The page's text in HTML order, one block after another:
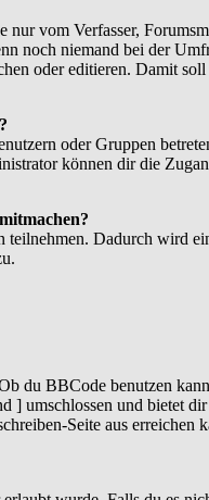
vom Verfasser,
noch niemand bei der
oder editieren. Damit
oder Gruppen
können dir die
Dadurch wird
du BBCode benutzen
] umschlossen und bietet
Seite aus erreichen